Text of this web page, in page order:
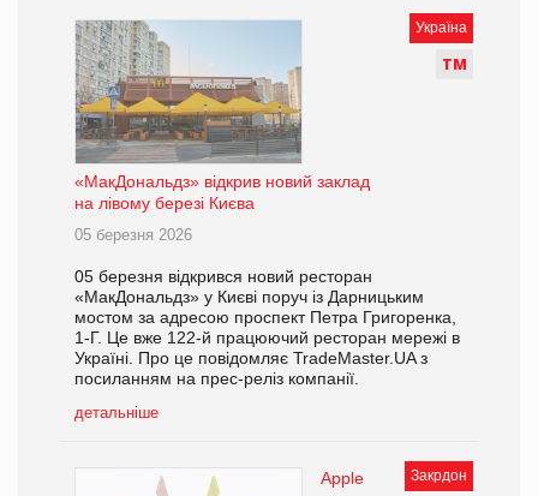
Україна
ТМ
«МакДональдз» відкрив новий заклад
на лівому березі Києва
05 березня 2026
05 березня відкрився новий ресторан
«МакДональдз» у Києві поруч із Дарницьким
мостом за адресою проспект Петра Григоренка,
1-Г. Це вже 122-й працюючий ресторан мережі в
Україні. Про це повідомляє TradeMaster.UA з
посиланням на прес-реліз компанії.
детальніше
Закрдон
Apple